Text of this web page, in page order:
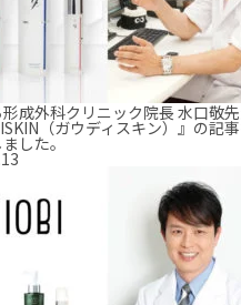
成外科クリニック院長 水口敬
（ガウディスキン）』の記
した。